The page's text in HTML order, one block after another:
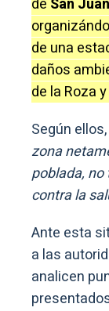
de San Juan
de una
daños
de la Roza
Según ellos,
zona
poblada,
contra la
Ante esta
a las
analicen